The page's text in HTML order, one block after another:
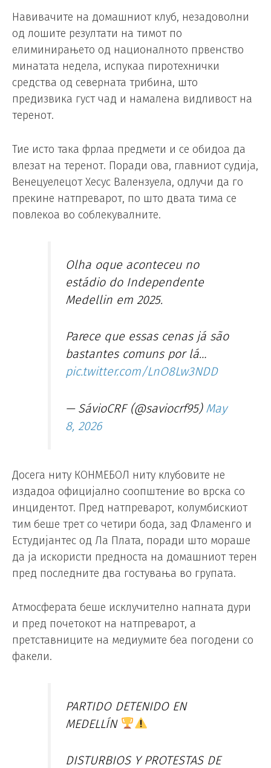
Навивачите на домашниот клуб, незадоволни
од лошите резултати на тимот по
елиминирањето од националното првенство
минатата недела, испукаа пиротехнички
средства од северната трибина, што
предизвика густ чад и намалена видливост на
теренот.
Тие исто така фрлаа предмети и се обидоа да
влезат на теренот. Поради ова, главниот судија,
Венецуелецот Хесус Валензуела, одлучи да го
прекине натпреварот, по што двата тима се
повлекоа во соблекувалните.
Olha oque aconteceu no
estádio do Independente
Medellin em 2025.
Parece que essas cenas já são
bastantes comuns por lá…
pic.twitter.com/LnO8Lw3NDD
— SávioCRF (@saviocrf95) May
8, 2026
Досега ниту КОНМЕБОЛ ниту клубовите не
издадоа официјално соопштение во врска со
инцидентот. Пред натпреварот, колумбискиот
тим беше трет со четири бода, зад Фламенго и
Естудијантес од Ла Плата, поради што мораше
да ја искористи предноста на домашниот терен
пред последните два гостувања во групата.
Атмосферата беше исклучително напната дури
и пред почетокот на натпреварот, а
претставниците на медиумите беа погодени со
факели.
PARTIDO DETENIDO EN
MEDELLÍN
DISTURBIOS Y PROTESTAS DE